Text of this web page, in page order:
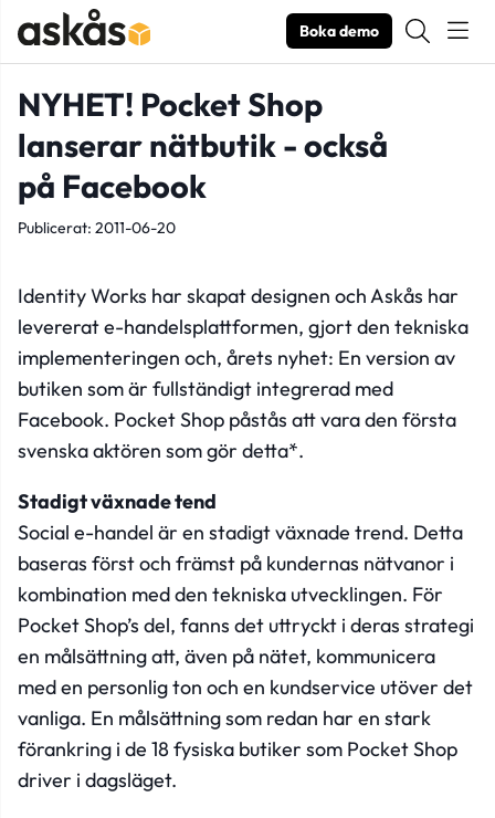
Boka demo
NYHET! Pocket Shop
lanserar nätbutik - också
på Facebook
Publicerat: 2011-06-20
Identity Works har skapat designen och Askås har
levererat e-handelsplattformen, gjort den tekniska
implementeringen och, årets nyhet: En version av
butiken som är fullständigt integrerad med
Facebook. Pocket Shop påstås att vara den första
svenska aktören som gör detta*.
Stadigt växnade tend
Social e-handel är en stadigt växnade trend. Detta
baseras först och främst på kundernas nätvanor i
kombination med den tekniska utvecklingen. För
Pocket Shop’s del, fanns det uttryckt i deras strategi
en målsättning att, även på nätet, kommunicera
med en personlig ton och en kundservice utöver det
vanliga. En målsättning som redan har en stark
förankring i de 18 fysiska butiker som Pocket Shop
driver i dagsläget.